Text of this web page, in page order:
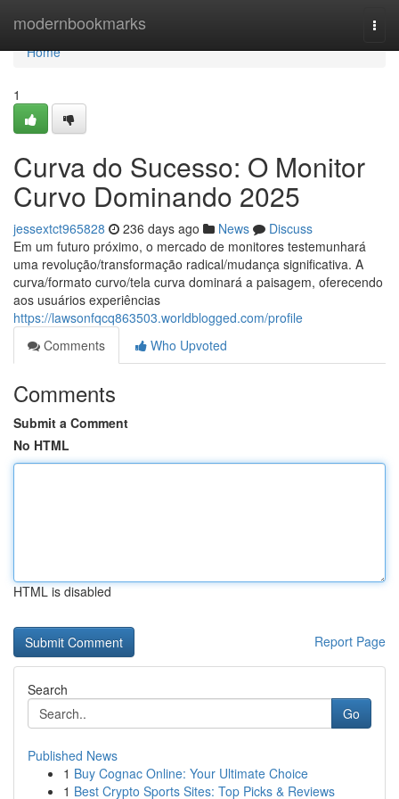
modernbookmarks
Home
Home
1
Curva do Sucesso: O Monitor
Curvo Dominando 2025
jessextct965828 236 days ago News
Discuss
Em um futuro próximo, o mercado de monitores testemunhará
uma revolução/transformação radical/mudança significativa. A
curva/formato curvo/tela curva dominará a paisagem, oferecendo
aos usuários experiências
https://lawsonfqcq863503.worldblogged.com/profile
Comments
Who Upvoted
Comments
Submit a Comment
No HTML
HTML is disabled
Report Page
Search
Go
Published News
1 Buy Cognac Online: Your Ultimate Choice
1 Best Crypto Sports Sites: Top Picks & Reviews